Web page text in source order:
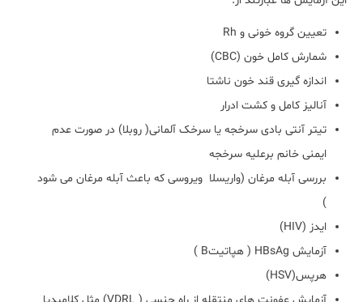
تعیین گروه خونی و Rh
شمارش کامل خون (CBC)
اندازه گیری قند خون ناشتا
آنالیز کامل و کشت ادرار
تیتر آنتی بادی سرخجه یا سرخک آلمانی( روبلا) در صورت عدم
ایمنی خانم برعلیه سرخجه
بررسی آبله مرغان (واریسلا ویروسی که باعث آبله مرغان می شود
)
ایدز (HIV)
آزمایش HBsAg ( هپاتیتB
)
هرپس(HSV)